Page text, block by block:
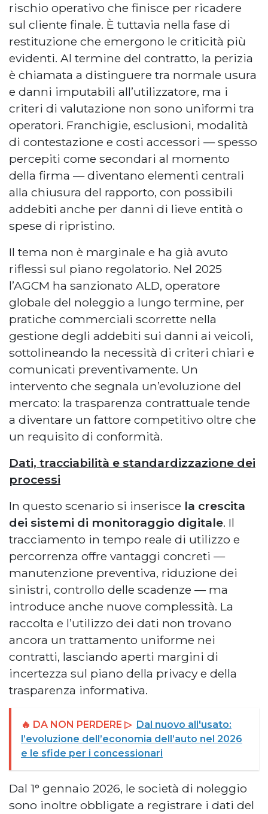
rischio operativo che finisce per ricadere
sul cliente finale. È tuttavia nella fase di
restituzione che emergono le criticità più
evidenti. Al termine del contratto, la perizia
è chiamata a distinguere tra normale usura
e danni imputabili all’utilizzatore, ma i
criteri di valutazione non sono uniformi tra
operatori. Franchigie, esclusioni, modalità
di contestazione e costi accessori — spesso
percepiti come secondari al momento
della firma — diventano elementi centrali
alla chiusura del rapporto, con possibili
addebiti anche per danni di lieve entità o
spese di ripristino.
Il tema non è marginale e ha già avuto
riflessi sul piano regolatorio. Nel 2025
l’AGCM ha sanzionato ALD, operatore
globale del noleggio a lungo termine, per
pratiche commerciali scorrette nella
gestione degli addebiti sui danni ai veicoli,
sottolineando la necessità di criteri chiari e
comunicati preventivamente. Un
intervento che segnala un’evoluzione del
mercato: la trasparenza contrattuale tende
a diventare un fattore competitivo oltre che
un requisito di conformità.
Dati, tracciabilità e standardizzazione dei
processi
In questo scenario si inserisce la crescita
dei sistemi di monitoraggio digitale. Il
tracciamento in tempo reale di utilizzo e
percorrenza offre vantaggi concreti —
manutenzione preventiva, riduzione dei
sinistri, controllo delle scadenze — ma
introduce anche nuove complessità. La
raccolta e l’utilizzo dei dati non trovano
ancora un trattamento uniforme nei
contratti, lasciando aperti margini di
incertezza sul piano della privacy e della
trasparenza informativa.
🔥 DA NON PERDERE ▷ Dal nuovo all'usato:
l’evoluzione dell’economia dell’auto nel 2026
e le sfide per i concessionari
Dal 1° gennaio 2026, le società di noleggio
sono inoltre obbligate a registrare i dati del